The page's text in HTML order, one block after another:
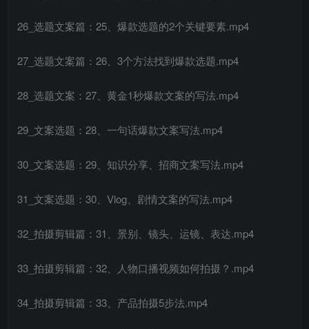
26_选题文案篇：25、爆款选题的2个关键要素.mp4
27_选题文案篇：26、3个方法找到爆款选题.mp4
28_选题文案：27、黄金1秒爆款文案的写法.mp4
29_文案选题：28、一句话爆款文案写法.mp4
30_文案选题：29、知识分享、招商文案写法.mp4
31_文案选题：30、Vlog、剧情文案的写法.mp4
32_拍摄剪辑篇：31、景别、镜头、运镜、表达.mp4
33_拍摄剪辑篇：32、人物口播视频如何拍摄？.mp4
34_拍摄剪辑篇：33、产品拍摄5步法.mp4